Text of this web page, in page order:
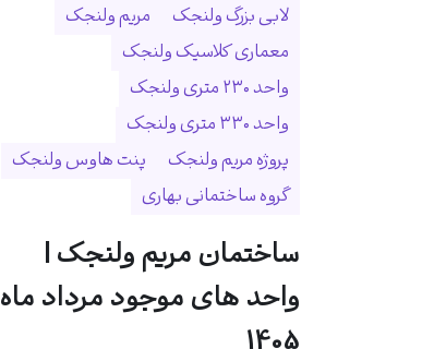
لابی بزرگ ولنجک
مریم ولنجک
معماری کلاسیک ولنجک
واحد ۲۳۰ متری ولنجک
واحد ۳۳۰ متری ولنجک
پروژه مریم ولنجک
پنت هاوس ولنجک
گروه ساختمانی بهاری
ساختمان مریم ولنجک |
واحد های موجود مرداد ماه